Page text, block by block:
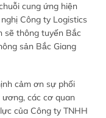
cung ứng hiện
Công ty Logistics
sẽ thông tuyến Bắc
sản Bắc Giang
cảm ơn sự phối
ương, các cơ quan
của Công ty TNHH